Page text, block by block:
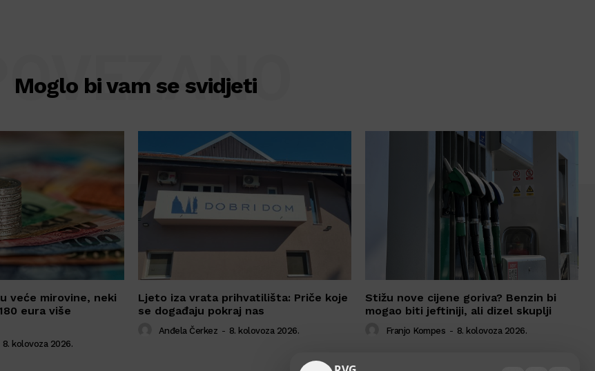
Moglo bi vam se svidjeti
POVEZANO
veće mirovine, neki
eura više
8. kolovoza 2026.
Ljeto iza vrata prihvatilišta: Priče koje
se događaju pokraj nas
Anđela Čerkez - 8. kolovoza 2026.
Stižu nove cijene goriva? Benzin bi
mogao biti jeftiniji, ali dizel skuplji
Franjo Kompes - 8. kolovoza 2026.